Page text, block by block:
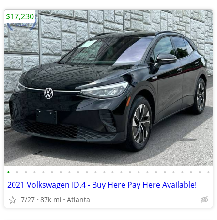
• • • • • • • • • • • • • • • • • • • • • • • •
2021 Volkswagen ID.4 - Buy Here Pay Here Available!
7/27 87k mi Atlanta
$17,230